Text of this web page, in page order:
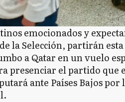
emocionados y
la Selección, partirán esta
a Qatar en un vuelo
presenciar el partido que
ante Países Bajos por